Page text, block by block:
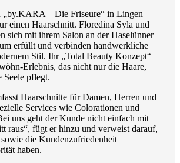
„by.KARA – Die Friseure“ in Lingen
einen Haarschnitt. Floredina Syla und
sich mit ihrem Salon an der Haselünner
erfüllt und verbinden handwerkliche
Stil. Ihr „Total Beauty Konzept“
Erlebnis, das nicht nur die Haare,
Seele pflegt.
Haarschnitte für Damen, Herren und
Services wie Colorationen und
uns geht der Kunde nicht einfach mit
raus“, fügt er hinzu und verweist darauf,
sowie die Kundenzufriedenheit
haben.